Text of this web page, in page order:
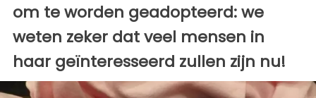
om te worden geadopteerd: we
weten zeker dat veel mensen in
haar geïnteresseerd zullen zijn nu!